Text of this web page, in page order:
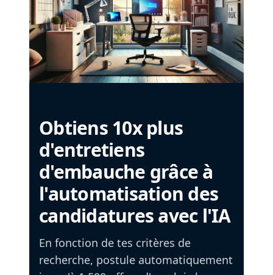
Obtiens 10x plus
d'entretiens
d'embauche grâce à
l'automatisation des
candidatures avec l'IA
En fonction de tes critères de
recherche, postule automatiquement